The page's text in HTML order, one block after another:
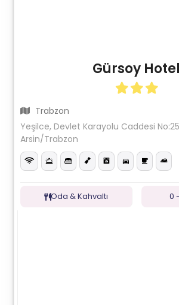
Gürsoy Hotel
Trabzon
Yeşilce, Devlet Karayolu Caddesi
Arsin/Trabzon
Oda & Kahvaltı 0